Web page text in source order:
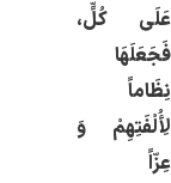
عَلَى كُلٍّ،
فَجَعَلَهَا
نِظَاماً
لِأُلْفَتِهِمْ وَ
عِزّاً